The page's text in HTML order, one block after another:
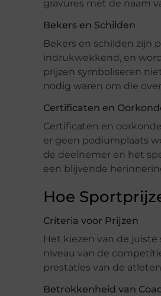
gravures met de naam
Bekers en Schilden
Bekers en schilden zijn
indrukwekkend, en
prijzen symboliseren
nodig waren om die
Certificaten en
Certificaten en
er geen podiumplaats
de deelnemer en het
een blijvende
Hoe
Criteria voor Prijzen
Het kiezen van de
niveau van de
prestaties van de
Betrokkenheid van